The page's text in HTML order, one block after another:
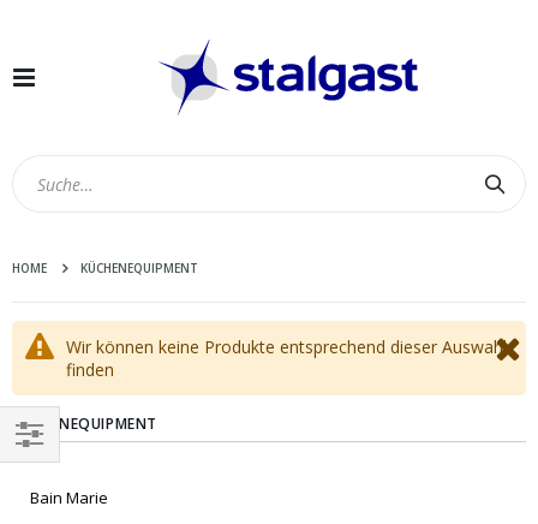
Navigation
HOME KÜCHENEQUIPMENT
Wir können keine Produkte entsprechend dieser Auswahl
finden
KÜCHENEQUIPMENT
Bain Marie
EINKAUFEN
NACH